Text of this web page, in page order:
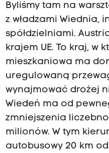
Byliśmy tam na
z władzami Wiednia,
spółdzielniami.
krajem UE. To kraj, w
mieszkaniowa ma
uregulowaną
wynajmować drożej
Wiedeń ma od
zmniejszenia
milionów. W tym
autobusowy 20 km